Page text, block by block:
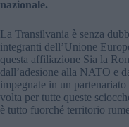
nazionale.
La Transilvania è senza
integranti dell’Unione
questa affiliazione Sia la
dall’adesione alla NATO e
impegnate in un
volta per tutte queste
è tutto fuorché territorio